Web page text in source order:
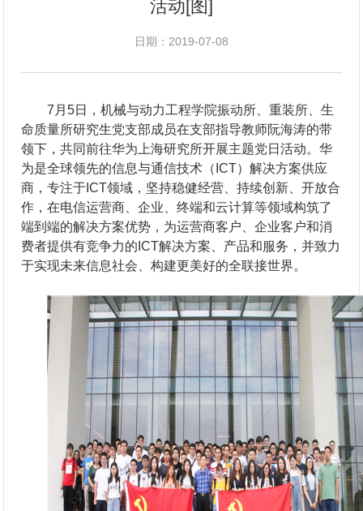
活动[图]
日期：2019-07-08
7月5日，机械与动力工程学院振动所、重装所、生
命质量所研究生党支部成员在支部指导教师阮海涛的带
领下，共同前往华为上海研究所开展主题党日活动。华
为是全球领先的信息与通信技术（ICT）解决方案供应
商，专注于ICT领域，坚持稳健经营、持续创新、开放合
作，在电信运营商、企业、终端和云计算等领域构筑了
端到端的解决方案优势，为运营商客户、企业客户和消
费者提供有竞争力的ICT解决方案、产品和服务，并致力
于实现未来信息社会、构建更美好的全联接世界。